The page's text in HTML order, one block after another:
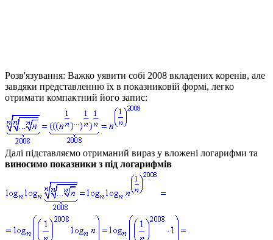
Розв'язування: Важко уявити собі 2008 вкладених коренів, але
завдяки представленню їх в показниковій формі, легко
отримати компактний його запис:
Далі підставляємо отриманий вираз у вложені логарифми та
виносимо показники з під логарифмів